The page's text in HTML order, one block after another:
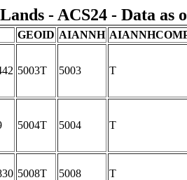
- ACS24 - Data as
GEOID AIANNH
5003T 5003 T
5004T 5004 T
5008T 5008 T